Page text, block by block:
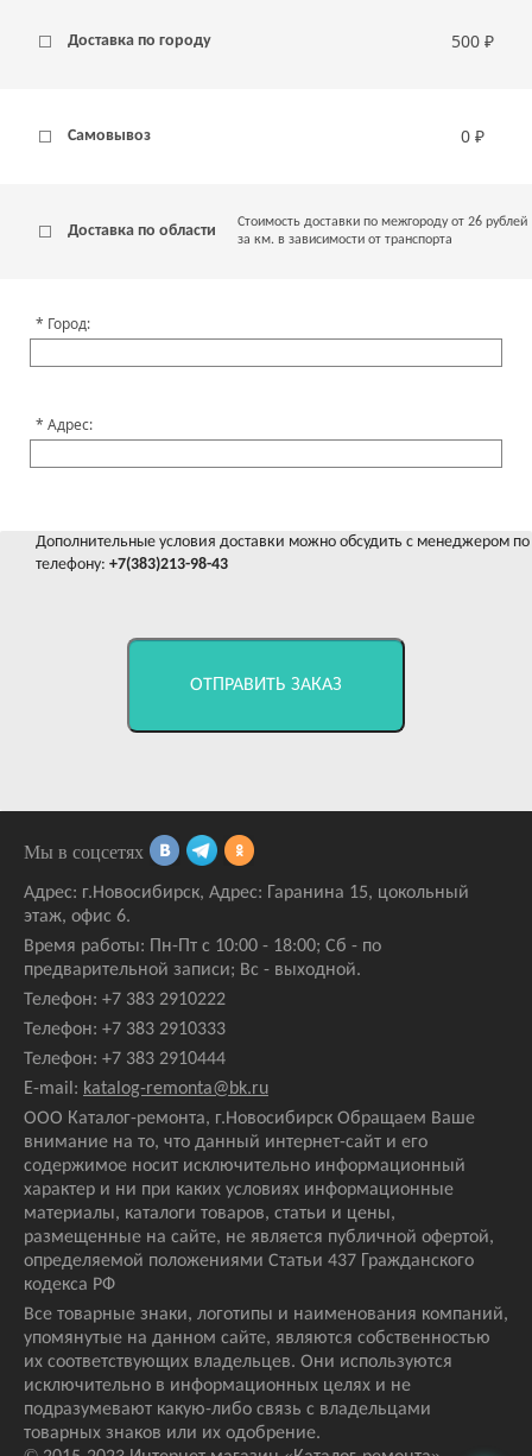
Доставка по городу 500 ₽
Самовывоз 0 ₽
Доставка по области
Стоимость доставки по межгороду от 26 рублей
за км. в зависимости от транспорта
Город:
Адрес:
Дополнительные условия доставки можно обсудить с менеджером по
телефону: +7(383)213-98-43
ОТПРАВИТЬ ЗАКАЗ
Адрес: г.Новосибирск, Адрес: Гаранина 15, цокольный
этаж, офис 6.
Время работы: Пн-Пт с 10:00 - 18:00; Сб - по
предварительной записи; Вс - выходной.
Телефон: +7 383 2910222
Телефон: +7 383 2910333
Телефон: +7 383 2910444
E-mail: katalog-remonta@bk.ru
ООО Каталог-ремонта, г.Новосибирск Обращаем Ваше
внимание на то, что данный интернет-сайт и его
содержимое носит исключительно информационный
характер и ни при каких условиях информационные
материалы, каталоги товаров, статьи и цены,
размещенные на сайте, не является публичной офертой,
определяемой положениями Статьи 437 Гражданского
кодекса РФ
Все товарные знаки, логотипы и наименования компаний,
упомянутые на данном сайте, являются собственностью
их соответствующих владельцев. Они используются
исключительно в информационных целях и не
подразумевают какую-либо связь с владельцами
товарных знаков или их одобрение.
Мы в соцсетях